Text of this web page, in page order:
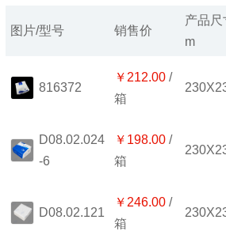
图片/型号
销售价
m
816372
￥212.00
箱
-6
￥198.00
箱
D08.02.121
￥246.00
箱